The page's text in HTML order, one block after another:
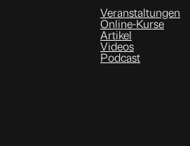
Veranstaltungen
Online-Kurse
Artikel
Videos
Podcast